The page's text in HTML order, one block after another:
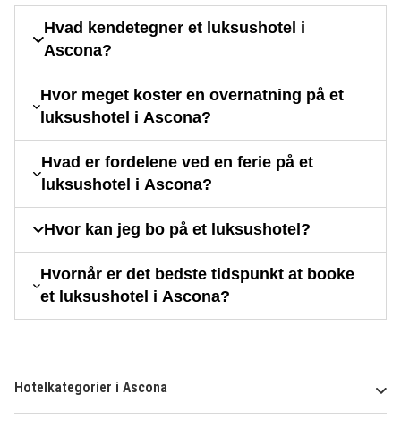
Hvad kendetegner et luksushotel i
Ascona?
Hvor meget koster en overnatning på et
luksushotel i Ascona?
Hvad er fordelene ved en ferie på et
luksushotel i Ascona?
Hvor kan jeg bo på et luksushotel?
Hvornår er det bedste tidspunkt at booke
et luksushotel i Ascona?
Hotelkategorier i Ascona